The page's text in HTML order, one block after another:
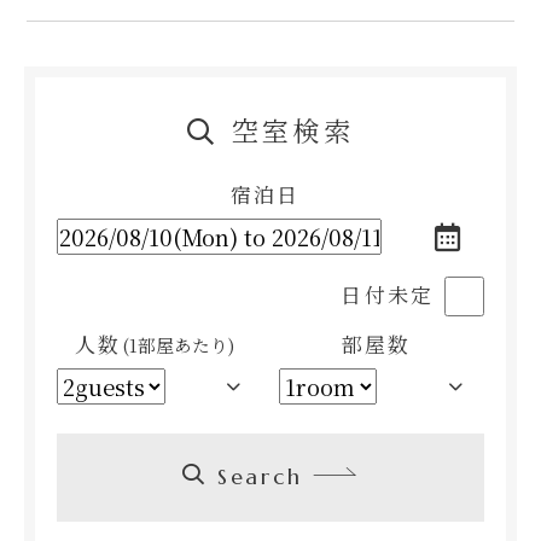
空室検索
宿泊日
日付未定
人数 (1部屋あたり) 部屋数
Search